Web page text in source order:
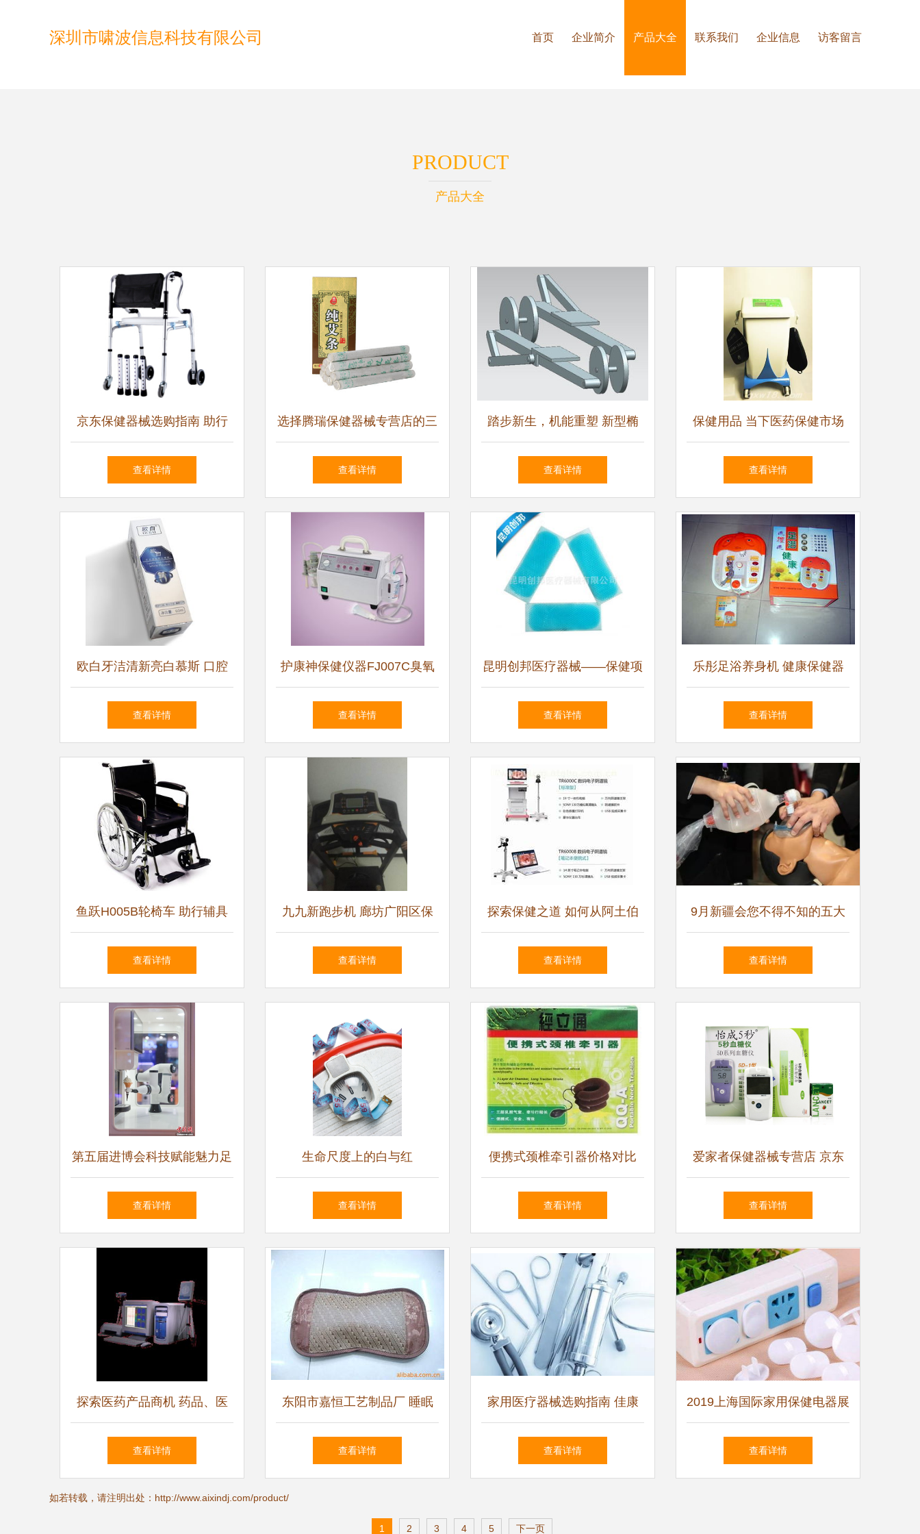
深圳市啸波信息科技有限公司 首页 企业简介 产品大全 联系我们 企业信息 访客留言
PRODUCT
产品大全
京东保健器械选购指南 助行
器、轮椅与营养保健全方位解
查看详情
选择腾瑞保健器械专营店的三
大理由 京东健康守护，品质
查看详情
踏步新生，机能重塑 新型椭
圆机踏步及传动结构专利的力
查看详情
保健用品 当下医药保健市场
的蓝海机遇探析
查看详情
欧白牙洁清新亮白慕斯 口腔
护理新体验
查看详情
护康神保健仪器FJ007C臭氧
消炎保健仪器 家庭健康守护
查看详情
昆明创邦医疗器械——保健项
目合作产品列表
查看详情
乐彤足浴养身机 健康保健器
械商店的热门之选
查看详情
鱼跃H005B轮椅车 助行辅具
中的康复利器，科学复健首选
查看详情
九九新跑步机 廊坊广阳区保
健器械新选择，让健康触手可
查看详情
探索保健之道 如何从阿土伯
交易网医药产品库中优选保健
查看详情
9月新疆会您不得不知的五大
看点
查看详情
第五届进博会科技赋能魅力足
保健器械展区引领健康未来
查看详情
生命尺度上的白与红
查看详情
便携式颈椎牵引器价格对比
上海康伴QQ-A型评测与选购
查看详情
爱家者保健器械专营店 京东
健康生活的专业之选
查看详情
探索医药产品商机 药品、医
疗器械与健康设备的采购与供
查看详情
东阳市嘉恒工艺制品厂 睡眠
保健用品产品列表
查看详情
家用医疗器械选购指南 佳康
时代小编教你几招
查看详情
2019上海国际家用保健电器展
览会 引领健康生活新风尚
查看详情
如若转载，请注明出处：http://www.aixindj.com/product/
1 2 3 4 5 下一页